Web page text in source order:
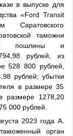
в выпуске для
«Ford Transit
Саратовского
таможни
пошлины и
рублей, из
528 800 рублей,
рублей; убытки
в размере 35
размере 1278,20
000 рублей.
2023 года А.
орган